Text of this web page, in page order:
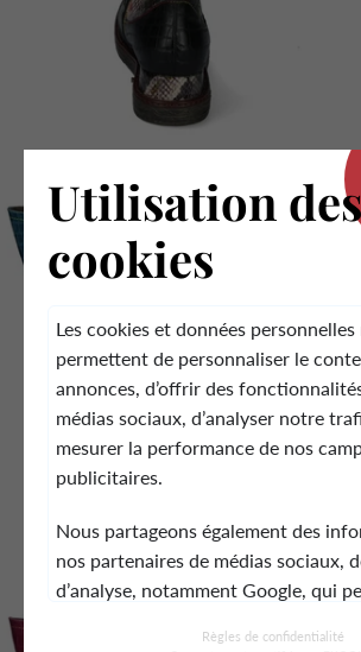
Utilisation des
cookies
Les cookies et données personnelles
permettent de personnaliser le
annonces, d’offrir des
médias sociaux, d’analyser notre
mesurer la performance de nos
publicitaires.
Nous partageons également des
nos partenaires de médias sociaux,
d’analyse, notamment Google, qui
Règles de confidentialité